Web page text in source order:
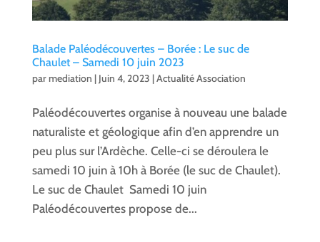
Balade Paléodécouvertes – Borée : Le suc de
Chaulet – Samedi 10 juin 2023
parmediation | Juin 4, 2023 |Actualité Association
Paléodécouvertes organise à nouveau une balade
naturaliste et géologique afin d’en apprendre un
peu plus sur l’Ardèche. Celle-ci se déroulera le
samedi 10 juin à 10h à Borée (le suc de Chaulet).
Le suc de Chaulet Samedi 10 juin
Paléodécouvertes propose de...